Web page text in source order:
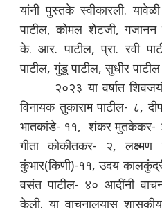
यांनी पुस्तके स्वीकारली.
पाटील, कोमल शेटजी, गजानन
के. आर. पाटील, प्रा. रवी
पाटील, गुंडू पाटील, सुधीर
२०२३ या वर्षात
विनायक तुकाराम पाटील- ८,
भातकांडे- ११, शंकर मुतकेकर-
गीता कोकीतकर- २, लक्ष्मण
कुंभार(किणी)-११, उदय
वसंत पाटील- ४० आदींनी
केली. या वाचनालयास